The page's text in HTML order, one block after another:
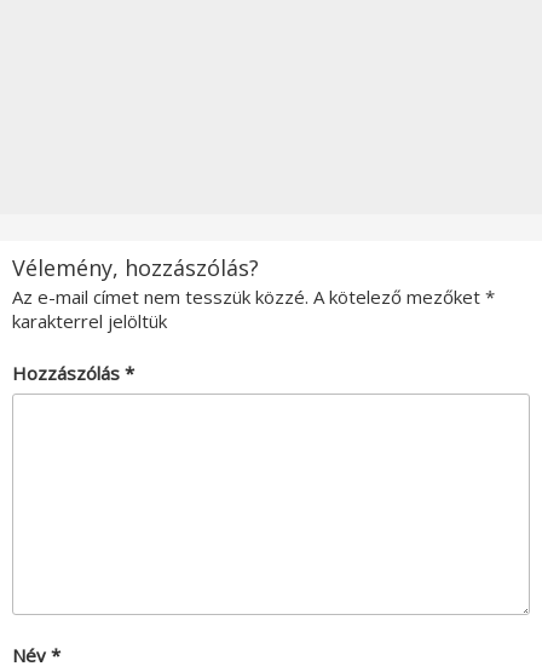
Vélemény, hozzászólás?
Az e-mail címet nem tesszük közzé. A kötelező mezőket *
karakterrel jelöltük
Hozzászólás *
Név *